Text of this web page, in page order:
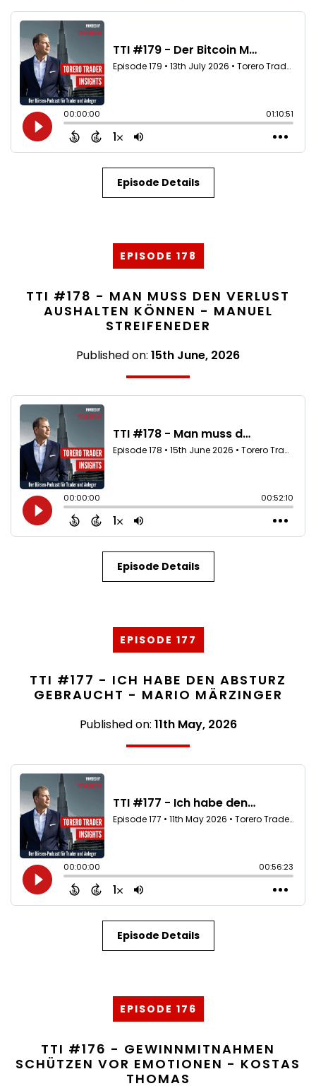
Episode Details
EPISODE 178
TTI #178 - MAN MUSS DEN VERLUST
AUSHALTEN KÖNNEN - MANUEL
STREIFENEDER
Published on: 15th June, 2026
Episode Details
EPISODE 177
TTI #177 - ICH HABE DEN ABSTURZ
GEBRAUCHT - MARIO MÄRZINGER
Published on: 11th May, 2026
Episode Details
EPISODE 176
TTI #176 - GEWINNMITNAHMEN
SCHÜTZEN VOR EMOTIONEN - KOSTAS
THOMAS